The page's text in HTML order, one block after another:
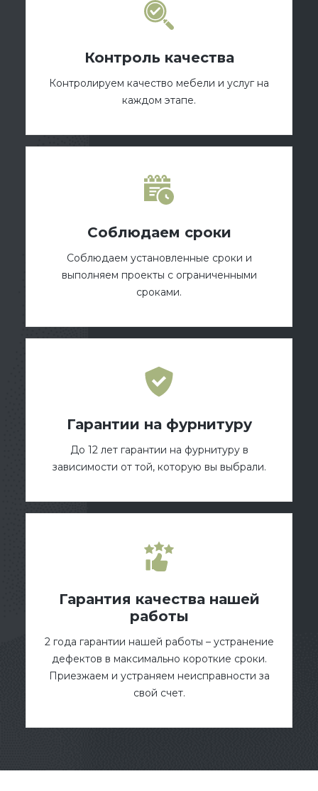
Контроль качества
Контролируем качество мебели и услуг на
каждом этапе.
Соблюдаем сроки
Соблюдаем установленные сроки и
выполняем проекты с ограниченными
сроками.
Гарантии на фурнитуру
До 12 лет гарантии на фурнитуру в
зависимости от той, которую вы выбрали.
Гарантия качества нашей
работы
2 года гарантии нашей работы – устранение
дефектов в максимально короткие сроки.
Приезжаем и устраняем неисправности за
свой счет.